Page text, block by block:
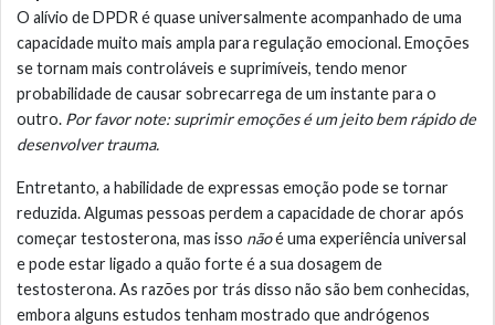
O alívio de DPDR é quase universalmente acompanhado de uma
capacidade muito mais ampla para regulação emocional. Emoções
se tornam mais controláveis e suprimíveis, tendo menor
probabilidade de causar sobrecarrega de um instante para o
outro. Por favor note: suprimir emoções é um jeito bem rápido de
desenvolver trauma.
Entretanto, a habilidade de expressas emoção pode se tornar
reduzida. Algumas pessoas perdem a capacidade de chorar após
começar testosterona, mas isso nãoé uma experiência universal
e pode estar ligado a quão forte é a sua dosagem de
testosterona. As razões por trás disso não são bem conhecidas,
embora alguns estudos tenham mostrado que andrógenos